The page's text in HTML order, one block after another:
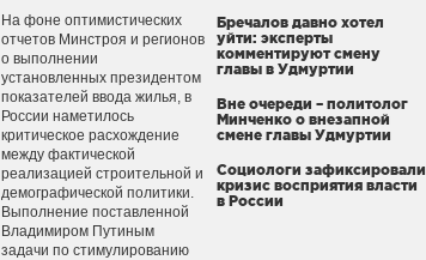
На фоне оптимистических
отчетов Минстроя и регионов
о выполнении
установленных президентом
показателей ввода жилья, в
России наметилось
критическое расхождение
между фактической
реализацией строительной и
демографической политики.
Выполнение поставленной
Владимиром Путиным
задачи по стимулированию
Бречалов давно хотел
уйти: эксперты
комментируют смену
главы в Удмуртии
Вне очереди – политолог
Минченко о внезапной
смене главы Удмуртии
Социологи зафиксировали
кризис восприятия власти
в России